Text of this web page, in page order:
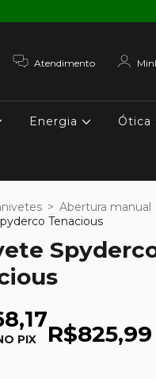
Atendimento
Energia Ótica
> Abertura manual
Tenacious
PIX
R$825,99